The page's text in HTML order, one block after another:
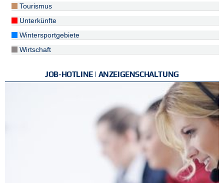
Tourismus
Unterkünfte
Wintersportgebiete
Wirtschaft
JOB-HOTLINE | ANZEIGENSCHALTUNG